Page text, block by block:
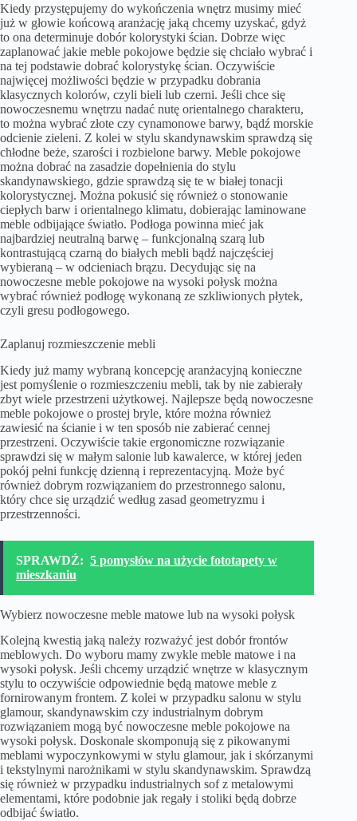
Kiedy przystępujemy do wykończenia wnętrz musimy mieć
już w głowie końcową aranżację jaką chcemy uzyskać, gdyż
to ona determinuje dobór kolorystyki ścian. Dobrze więc
zaplanować jakie meble pokojowe będzie się chciało wybrać i
na tej podstawie dobrać kolorystykę ścian. Oczywiście
najwięcej możliwości będzie w przypadku dobrania
klasycznych kolorów, czyli bieli lub czerni. Jeśli chce się
nowoczesnemu wnętrzu nadać nutę orientalnego charakteru,
to można wybrać złote czy cynamonowe barwy, bądź morskie
odcienie zieleni. Z kolei w stylu skandynawskim sprawdzą się
chłodne beże, szarości i rozbielone barwy. Meble pokojowe
można dobrać na zasadzie dopełnienia do stylu
skandynawskiego, gdzie sprawdzą się te w białej tonacji
kolorystycznej. Można pokusić się również o stonowanie
ciepłych barw i orientalnego klimatu, dobierając laminowane
meble odbijające światło. Podłoga powinna mieć jak
najbardziej neutralną barwę – funkcjonalną szarą lub
kontrastującą czarną do białych mebli bądź najczęściej
wybieraną – w odcieniach brązu. Decydując się na
nowoczesne meble pokojowe na wysoki połysk można
wybrać również podłogę wykonaną ze szkliwionych płytek,
czyli gresu podłogowego.
Zaplanuj rozmieszczenie mebli
Kiedy już mamy wybraną koncepcję aranżacyjną konieczne
jest pomyślenie o rozmieszczeniu mebli, tak by nie zabierały
zbyt wiele przestrzeni użytkowej. Najlepsze będą nowoczesne
meble pokojowe o prostej bryle, które można również
zawiesić na ścianie i w ten sposób nie zabierać cennej
przestrzeni. Oczywiście takie ergonomiczne rozwiązanie
sprawdzi się w małym salonie lub kawalerce, w której jeden
pokój pełni funkcję dzienną i reprezentacyjną. Może być
również dobrym rozwiązaniem do przestronnego salonu,
który chce się urządzić według zasad geometryzmu i
przestrzenności.
SPRAWDŹ: 5 pomysłów na użycie fototapety w
mieszkaniu
Wybierz nowoczesne meble matowe lub na wysoki połysk
Kolejną kwestią jaką należy rozważyć jest dobór frontów
meblowych. Do wyboru mamy zwykle meble matowe i na
wysoki połysk. Jeśli chcemy urządzić wnętrze w klasycznym
stylu to oczywiście odpowiednie będą matowe meble z
fornirowanym frontem. Z kolei w przypadku salonu w stylu
glamour, skandynawskim czy industrialnym dobrym
rozwiązaniem mogą być nowoczesne meble pokojowe na
wysoki połysk. Doskonale skomponują się z pikowanymi
meblami wypoczynkowymi w stylu glamour, jak i skórzanymi
i tekstylnymi narożnikami w stylu skandynawskim. Sprawdzą
się również w przypadku industrialnych sof z metalowymi
elementami, które podobnie jak regały i stoliki będą dobrze
odbijać światło.